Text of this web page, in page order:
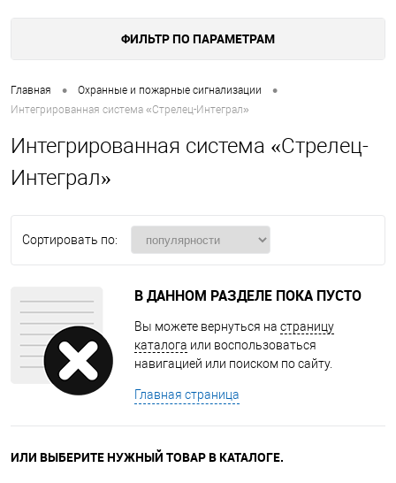
ФИЛЬТР ПО ПАРАМЕТРАМ
Главная • Охранные и пожарные сигнализации •
Интегрированная система «Стрелец-Интеграл»
Интегрированная система «Стрелец-
Интеграл»
Сортировать по:
В ДАННОМ РАЗДЕЛЕ ПОКА ПУСТО
Вы можете вернуться на страницу
каталога или воспользоваться
навигацией или поиском по сайту.
Главная страница
ИЛИ ВЫБЕРИТЕ НУЖНЫЙ ТОВАР В КАТАЛОГЕ.